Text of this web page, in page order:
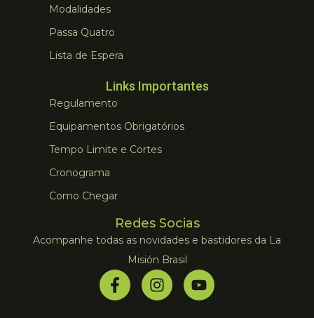
Modalidades
Passa Quatro
Lista de Espera
Links Importantes
Regulamento
Equipamentos Obrigatórios
Tempo Limite e Cortes
Cronograma
Como Chegar
Redes Socias
Acompanhe todas as novidades e bastidores da La
Misión Brasil